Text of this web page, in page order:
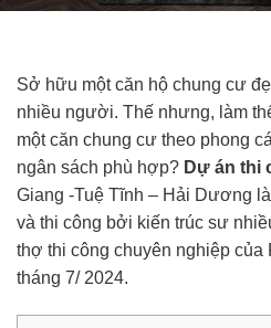
Sở hữu một căn hộ chung cư
nhiều người. Thế nhưng, làm
một căn chung cư theo phong
ngân sách phù hợp? Dự án thi
Giang -Tuệ Tĩnh – Hải Dương
và thi công bởi kiến trúc sư
thợ thi công chuyên nghiệp của
tháng 7/ 2024.